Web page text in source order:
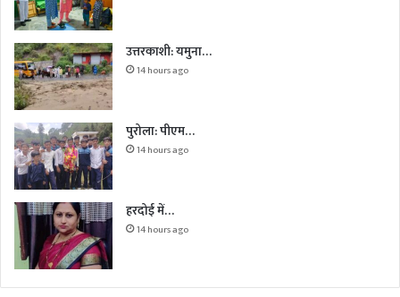
उत्तरकाशी: यमुना…
14 hours ago
पुरोला: पीएम…
14 hours ago
हरदोई में…
14 hours ago